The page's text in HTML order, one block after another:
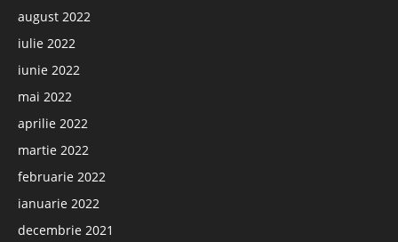
august 2022
iulie 2022
iunie 2022
mai 2022
aprilie 2022
martie 2022
februarie 2022
ianuarie 2022
decembrie 2021